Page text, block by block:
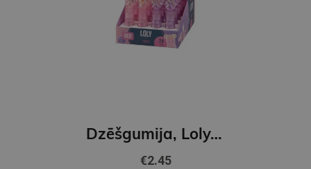
Dzēšgumija, Loly, Crystal
€2.45